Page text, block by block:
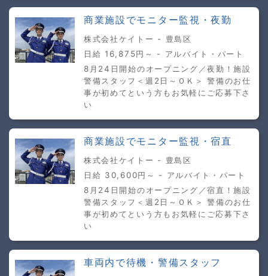
商業施設でモニター監視・夜勤
株式会社ケイトー - 豊島区
日給 16,875円～ - アルバイト・パート
8月24日開始のオープニング／夜勤！施設
警備スタッフ＜週2日～ＯＫ＞ 警備のお仕
事が初めてという方もお気軽にご応募下さ
い
商業施設でモニター監視・宿直
株式会社ケイトー - 豊島区
日給 30,600円～ - アルバイト・パート
8月24日開始のオープニング／宿直！施設
警備スタッフ＜週2日～ＯＫ＞ 警備のお仕
事が初めてという方もお気軽にご応募下さ
い
車両内で待機・警備スタッフ